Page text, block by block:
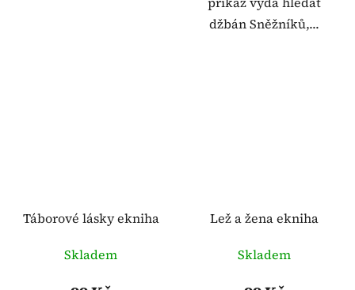
džbán Sněžníků,...
Táborové lásky ekniha
Skladem
Lež a žena ekniha
Skladem